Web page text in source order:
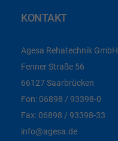
KONTAKT
Agesa Rehatechnik GmbH
Fenner Straße 56
66127 Saarbrücken
Fon: 06898 / 93398-0
Fax: 06898 / 93398-33
info@agesa.de